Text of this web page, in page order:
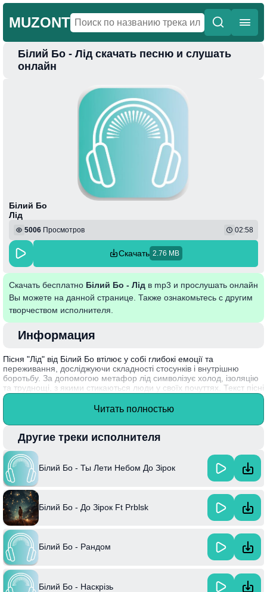
MUZONT
Главная
Білий Бо - Лід скачать песню и слушать
онлайн
Білий Бо
Лід
5006 Просмотров 02:58
Скачать 2.76 MB
Скачать бесплатно Білий Бо - Лід в mp3 и прослушать онлайн
Вы можете на данной странице. Также ознакомьтесь с другим
творчеством исполнителя.
Информация
Пісня "Лід" від Білий Бо втілює у собі глибокі емоції та
переживання, досліджуючи складності стосунків і внутрішню
боротьбу. За допомогою метафор лід символізує холод, ізоляцію
та труднощі, з якими стикаються люди у своїх почуттях. Текст пісні
резонує з слухачами, адже кожен може знайти у ньому
відображення своїх власних переживань, що підкреслює
Цікавим фактом є те, що Білий Бо, справжнє ім'я якого Олександр
Дзюбенко, почав свою кар'єру в музиці з участі в різних гуртах,
але згодом знайшов свій унікальний стиль, який завоював серця
багатьох шанувальників.
Читать полностью
Другие треки исполнителя
Білий Бо - Ты Лети Небом До Зiрок
Білий Бо - До Зірок Ft Prblsk
Білий Бо - Рандом
Білий Бо - Наскрізь